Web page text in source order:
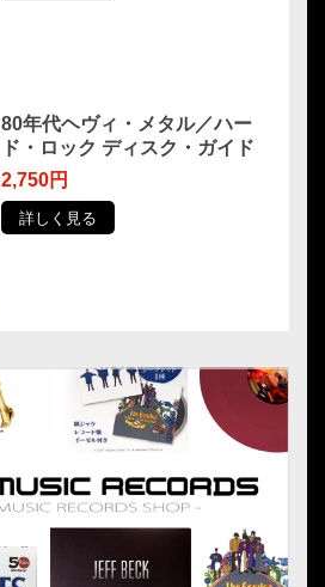
80年代ヘヴィ・メタル／ハー
ド・ロック ディスク・ガイド
2,750円
詳しく見る